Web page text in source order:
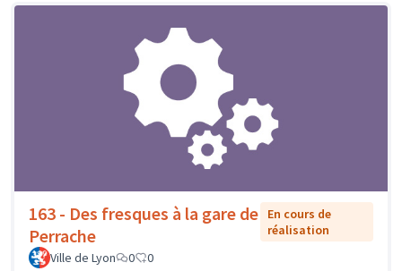
163 - Des fresques à la gare de
Perrache
En cours de
réalisation
Ville de Lyon
0 0